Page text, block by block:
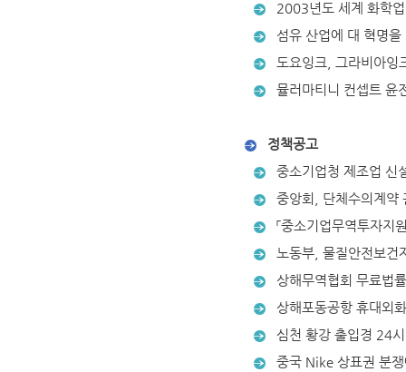
2003년도 세계 화학
섬유 산업에 대 혁명을
도요잉크, 그라비아잉
뮬러마티니 컨셉트 윤
정책공고
중소기업청 제조업 신
중앙회, 단체수의계약
「중소기업무역투자지
노동부, 물질안전보건
상해무역협회 무료법
상해포동공항 휴대외
심천 황강 출입경 24
중국 Nike 상표권 분쟁